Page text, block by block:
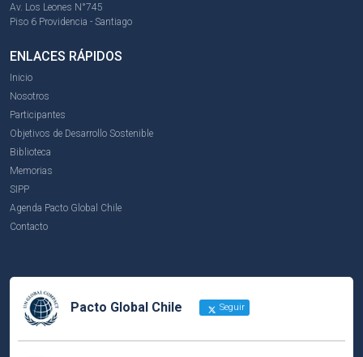
Av. Los Leones N°745
Piso 6 Providencia - Santiago
ENLACES RÁPIDOS
Inicio
Nosotros
Participantes
Objetivos de Desarrollo Sostenible
Biblioteca
Memorias
SIPP
Agenda Pacto Global Chile
Contacto
Pacto Global Chile Seguir